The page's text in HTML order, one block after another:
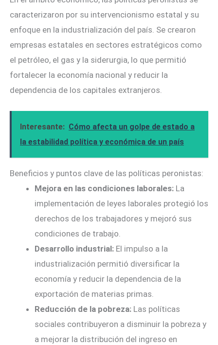
caracterizaron por su intervencionismo estatal y su
enfoque en la industrialización del país. Se crearon
empresas estatales en sectores estratégicos como
el petróleo, el gas y la siderurgia, lo que permitió
fortalecer la economía nacional y reducir la
dependencia de los capitales extranjeros.
Interesante: Cómo afecta un golpe de estado a
la estabilidad política y económica de un país
Beneficios y puntos clave de las políticas peronistas:
Mejora en las condiciones laborales: La
implementación de leyes laborales protegió los
derechos de los trabajadores y mejoró sus
condiciones de trabajo.
Desarrollo industrial: El impulso a la
industrialización permitió diversificar la
economía y reducir la dependencia de la
exportación de materias primas.
Reducción de la pobreza: Las políticas
sociales contribuyeron a disminuir la pobreza y
a mejorar la distribución del ingreso en